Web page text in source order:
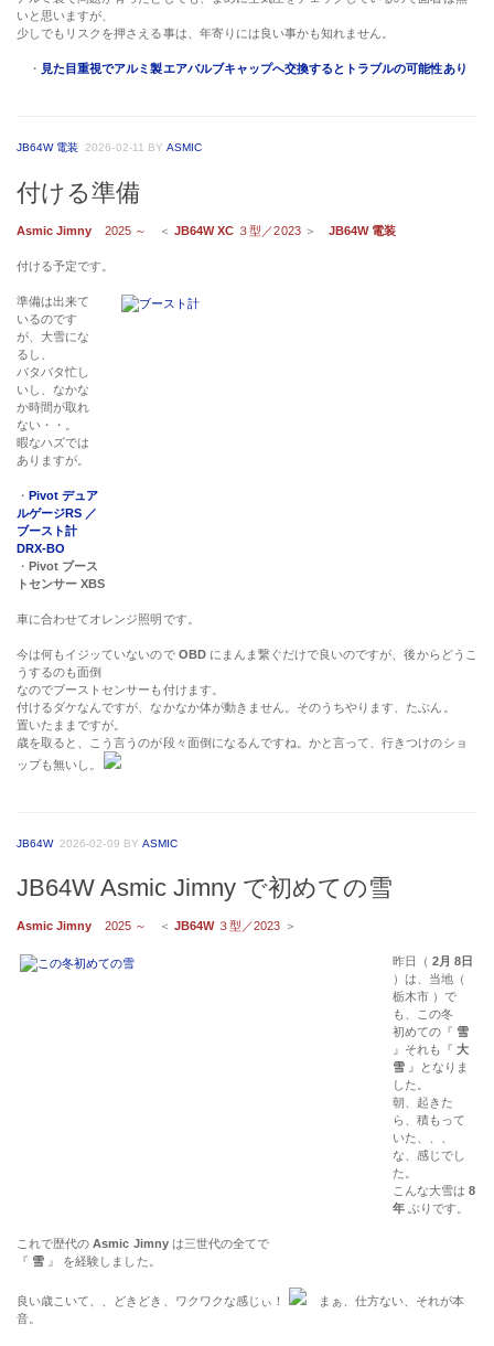
いと思いますが、
少しでもリスクを押さえる事は、年寄りには良い事かも知れません。
・ 見た目重視でアルミ製エアバルブキャップへ交換するとトラブルの可能性あり
JB64W 電装 2026-02-11 BY ASMIC
付ける準備
Asmic Jimny 2025 ～ ＜ JB64W XC ３型／2023＞ JB64W 電装
付ける予定です。
準備は出来て
いるのです
が、大雪にな
るし、
バタバタ忙し
いし、なかな
か時間が取れ
ない・・。
暇なハズでは
ありますが。
・Pivot デュア
ルゲージRS ／
ブースト計
DRX-BO
・Pivot ブース
トセンサー XBS
車に合わせてオレンジ照明です。
今は何もイジッていないので OBDにまんま繋ぐだけで良いのですが、後からどうこ
うするのも面倒
なのでブーストセンサーも付けます。
付けるダケなんですが、なかなか体が動きません。そのうちやります、たぶん。
置いたままですが。
歳を取ると、こう言うのが段々面倒になるんですね。かと言って、行きつけのショ
ップも無いし。
JB64W 2026-02-09 BY ASMIC
JB64W Asmic Jimny で初めての雪
Asmic Jimny 2025 ～ ＜ JB64W３型／2023 ＞
昨日（2月 8日
）は、当地（
栃木市 ）で
も、この冬
初めての『 雪
』それも『大
雪 』となりま
した。
朝、起きた
ら、積もって
いた、、、
な、感じでし
た。
こんな大雪は8
年 ぶりです。
これで歴代のAsmic Jimnyは三世代の全てで
『 雪 』 を経験しました。
良い歳こいて、、どきどき、ワクワクな感じぃ！
まぁ、仕方ない、それが本
音。